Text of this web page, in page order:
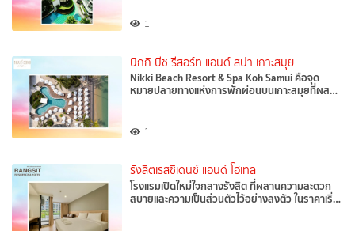
1
นิกกิ บีช รีสอร์ท แอนด์ สปา เกาะสมุย
Nikki Beach Resort & Spa Koh Samui คือจุด
หมายปลายทางแห่งการพักผ่อนบนเกาะสมุยที่ผส…
1
รังสิตเรสซิเดนซ์ แอนด์ โฮเทล
โรงแรมเปิดใหม่ใจกลางรังสิต ที่ผสานความสะดวก
สบายและความเป็นส่วนตัวไว้อย่างลงตัว ในราคาเริ่…